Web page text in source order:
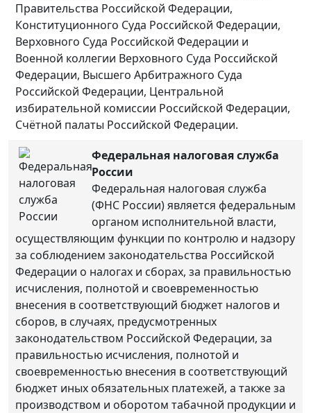
Правительства Российской Федерации,
Конституционного Суда Российской Федерации,
Верховного Суда Российской Федерации и
Военной коллегии Верховного Суда Российской
Федерации, Высшего Арбитражного Суда
Российской Федерации, Центральной
избирательной комиссии Российской Федерации,
Счётной палаты Российской Федерации.
Федеральная налоговая служба
России
Федеральная налоговая служба
(ФНС России) является федеральным
органом исполнительной власти,
осуществляющим функции по контролю и надзору
за соблюдением законодательства Российской
Федерации о налогах и сборах, за правильностью
исчисления, полнотой и своевременностью
внесения в соответствующий бюджет налогов и
сборов, в случаях, предусмотренных
законодательством Российской Федерации, за
правильностью исчисления, полнотой и
своевременностью внесения в соответствующий
бюджет иных обязательных платежей, а также за
производством и оборотом табачной продукции и